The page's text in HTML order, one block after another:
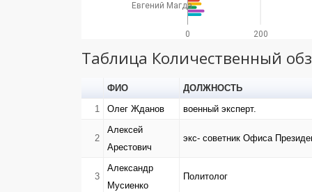
0 200
Евгений Магда
Таблица Количественный
ФИО
ДОЛЖНОСТЬ
1
Олег Жданов военный эксперт.
2
Алексей
Арестович
экс- советник Офиса
3
Александр
Мусиенко
Политолог